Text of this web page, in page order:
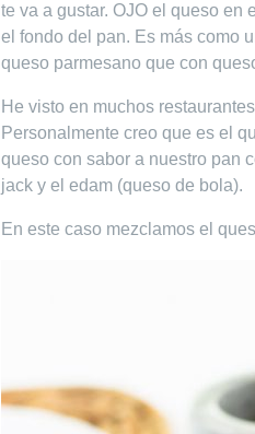
te va a gustar. OJO el queso en
el fondo del pan. Es más como
queso parmesano que con
He visto en muchos
Personalmente creo que es el
queso con sabor a nuestro pan
jack y el edam (queso de bola).
En este caso mezclamos el